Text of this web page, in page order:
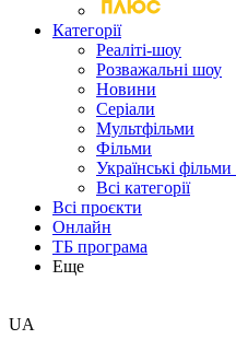
Категорії
Реаліті-шоу
Розважальні шоу
Новини
Серіали
Мультфільми
Фільми
Українські фільми
Всі категорії
Всі проєкти
Онлайн
ТБ програма
Еще
UA